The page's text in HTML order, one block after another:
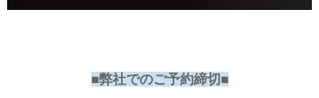
■弊社でのご予約締切■